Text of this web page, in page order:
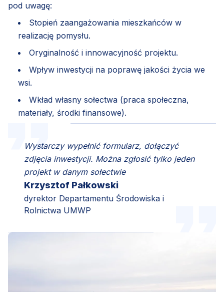
pod uwagę:
Stopień zaangażowania mieszkańców w
realizację pomysłu.
Oryginalność i innowacyjność projektu.
Wpływ inwestycji na poprawę jakości życia we
wsi.
Wkład własny sołectwa (praca społeczna,
materiały, środki finansowe).
Wystarczy wypełnić formularz, dołączyć
zdjęcia inwestycji. Można zgłosić tylko jeden
projekt w danym sołectwie
Krzysztof Pałkowski
dyrektor Departamentu Środowiska i
Rolnictwa UMWP